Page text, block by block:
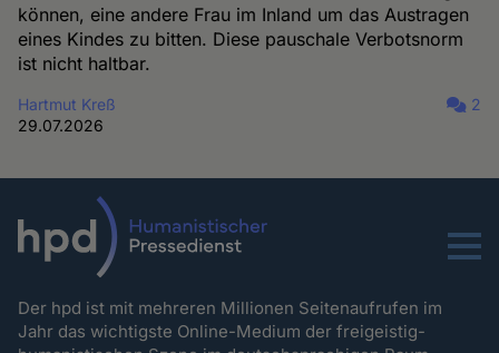
können, eine andere Frau im Inland um das Austragen
eines Kindes zu bitten. Diese pauschale Verbotsnorm
ist nicht haltbar.
Hartmut Kreß
29.07.2026
2
Menu
Der hpd ist mit mehreren Millionen Seitenaufrufen im
Jahr das wichtigste Online-Medium der freigeistig-